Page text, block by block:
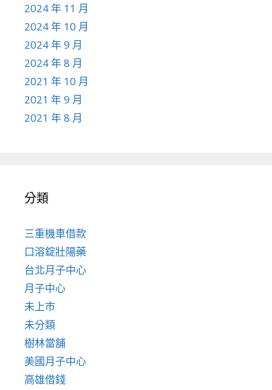
2024 年 11 月
2024 年 10 月
2024 年 9 月
2024 年 8 月
2021 年 10 月
2021 年 9 月
2021 年 8 月
分類
三重機車借款
口溶錠壯陽藥
台北月子中心
月子中心
未上市
未分類
樹林當舖
美國月子中心
高雄借錢